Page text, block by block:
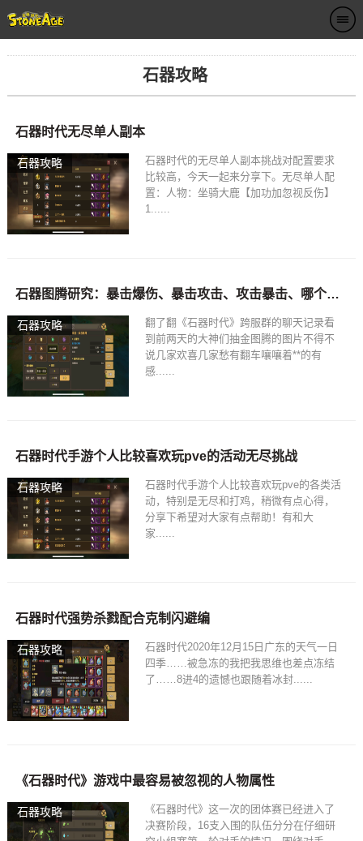
石器攻略
石器攻略
石器时代无尽单人副本
石器时代的无尽单人副本挑战对配置要求
比较高，今天一起来分享下。无尽单人配
置：人物：坐骑大鹿【加功加忽视反伤】
1......
石器攻略
石器图腾研究：暴击爆伤、暴击攻击、攻击暴击、哪个比较好？
翻了翻《石器时代》跨服群的聊天记录看
到前两天的大神们抽金图腾的图片不得不
说几家欢喜几家愁有翻车嚷嚷着**的有
感......
石器攻略
石器时代手游个人比较喜欢玩pve的活动无尽挑战
石器时代手游个人比较喜欢玩pve的各类活
动，特别是无尽和打鸡，稍微有点心得，
分享下希望对大家有点帮助！有和大
家......
石器攻略
石器时代强势杀戮配合克制闪避编
石器时代2020年12月15日广东的天气一日
四季……被急冻的我把我思维也差点冻结
了……8进4的遗憾也跟随着冰封......
石器攻略
《石器时代》游戏中最容易被忽视的人物属性
《石器时代》这一次的团体赛已经进入了
决赛阶段，16支入围的队伍分分在仔细研